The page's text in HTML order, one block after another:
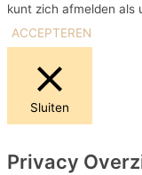
kunt zich afmelden als
ACCEPTEREN
Sluiten
Privacy